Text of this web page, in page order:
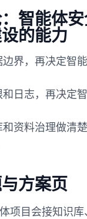
智能体
的能力
界，再决定智
日志，再决定
资料治理做清
方案页
项目会接知识